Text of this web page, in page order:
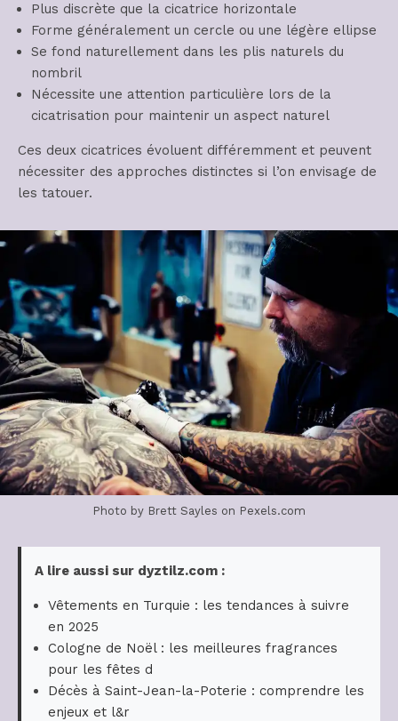
Plus discrète que la cicatrice horizontale
Forme généralement un cercle ou une légère ellipse
Se fond naturellement dans les plis naturels du
nombril
Nécessite une attention particulière lors de la
cicatrisation pour maintenir un aspect naturel
Ces deux cicatrices évoluent différemment et peuvent
nécessiter des approches distinctes si l’on envisage de
les tatouer.
Photo by Brett Sayles on Pexels.com
A lire aussi sur dyztilz.com :
Vêtements en Turquie : les tendances à suivre
en 2025
Cologne de Noël : les meilleures fragrances
pour les fêtes d
Décès à Saint-Jean-la-Poterie : comprendre les
enjeux et l&r